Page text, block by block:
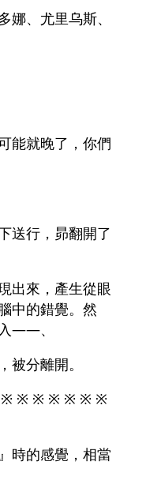
娜、尤里乌斯、
能就晚了，你們
送行，昴翻開了
出來，產生從眼
中的錯覺。然
――、
分離開。
※ ※ ※ ※ ※ ※
時的感覺，相當